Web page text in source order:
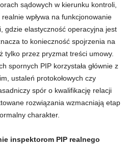
sądowych w kierunku kontroli,
wpływa na funkcjonowanie
gdzie elastyczność operacyjna jest
to konieczność spojrzenia na
tylko przez pryzmat treści umowy.
spornych PIP korzystała głównie z
ustaleń protokołowych czy
spór o kwalifikację relacji
rozwiązania wzmacniają etap
charakter.
inspektorom PIP realnego